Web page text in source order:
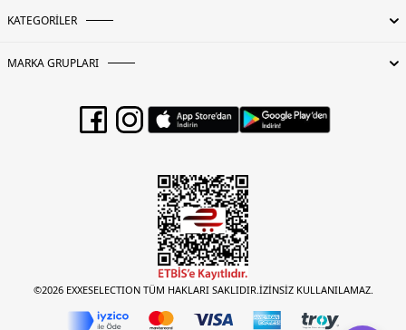
KATEGORİLER
MARKA GRUPLARI
©2026 EXXESELECTION TÜM HAKLARI SAKLIDIR.İZİNSİZ KULLANILAMAZ.